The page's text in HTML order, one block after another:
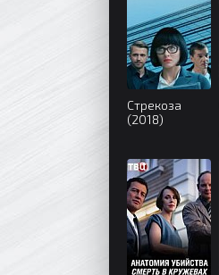
Стрекоза
(2018)